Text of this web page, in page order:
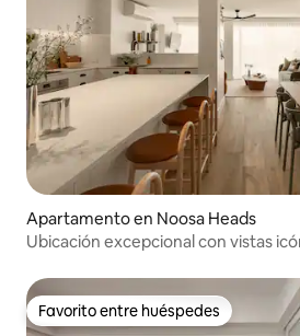
Apartamento en Noosa Heads
Ubicación excepcional con vistas
Favorito entre huéspedes
Favorito entre huéspedes